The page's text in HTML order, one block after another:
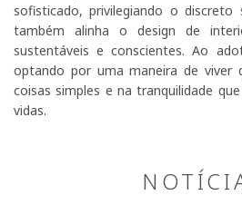
sofisticado, privilegiando o
também alinha o design de
sustentáveis e conscientes. Ao
optando por uma maneira de viver
coisas simples e na tranquilidade
vidas.